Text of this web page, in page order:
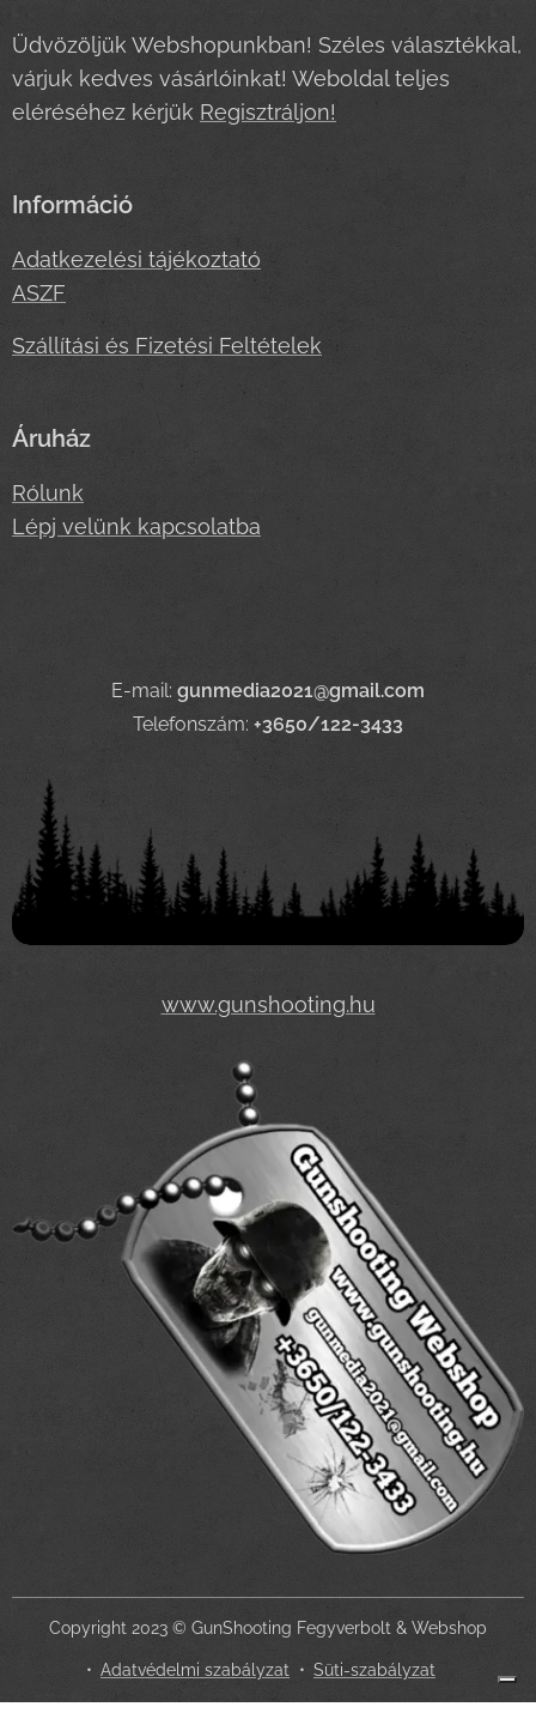
Üdvözöljük Webshopunkban! Széles választékkal,
várjuk kedves vásárlóinkat! Weboldal teljes
eléréséhez kérjük Regisztráljon!
Információ
Adatkezelési tájékoztató
ASZF
Szállítási és Fizetési Feltételek
Áruház
Rólunk
Lépj velünk kapcsolatba
E-mail: gunmedia2021@gmail.com
Telefonszám: +3650/122-3433
www.gunshooting.hu
Copyright 2023 © GunShooting Fegyverbolt & Webshop
Adatvédelmi szabályzat Süti-szabályzat